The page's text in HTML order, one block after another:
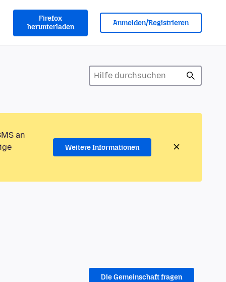
Firefox
herunterladen
Anmelden/Registrieren
an
Weitere Informationen
Die Gemeinschaft fragen